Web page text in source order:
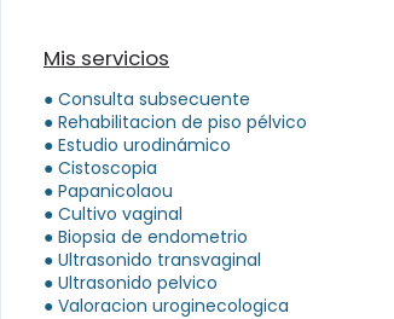
Mis servicios
● Consulta subsecuente
● Rehabilitacion de piso pélvico
● Estudio urodinámico
● Cistoscopia
● Papanicolaou
● Cultivo vaginal
● Biopsia de endometrio
● Ultrasonido transvaginal
● Ultrasonido pelvico
● Valoracion uroginecologica